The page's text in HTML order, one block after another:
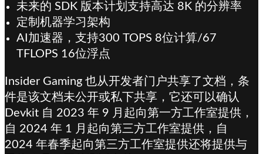
未来的 SDK 版本计划支持高达 8K 的分辨率
定制机器学习架构
AI加速器，支持300 TOPS 8位计算/67
TFLOPS 16位浮点
Insider Gaming 也从开发者门户共享了文档，条
件是该文档未公开或私下共享，它还可以确认
Devkit 自 2023 年 9 月起向第一方工作室提供，
自 2024 年 1 月起向第三方工作室提供，自
2024 年春季起向第三方工作室提供还将提供与